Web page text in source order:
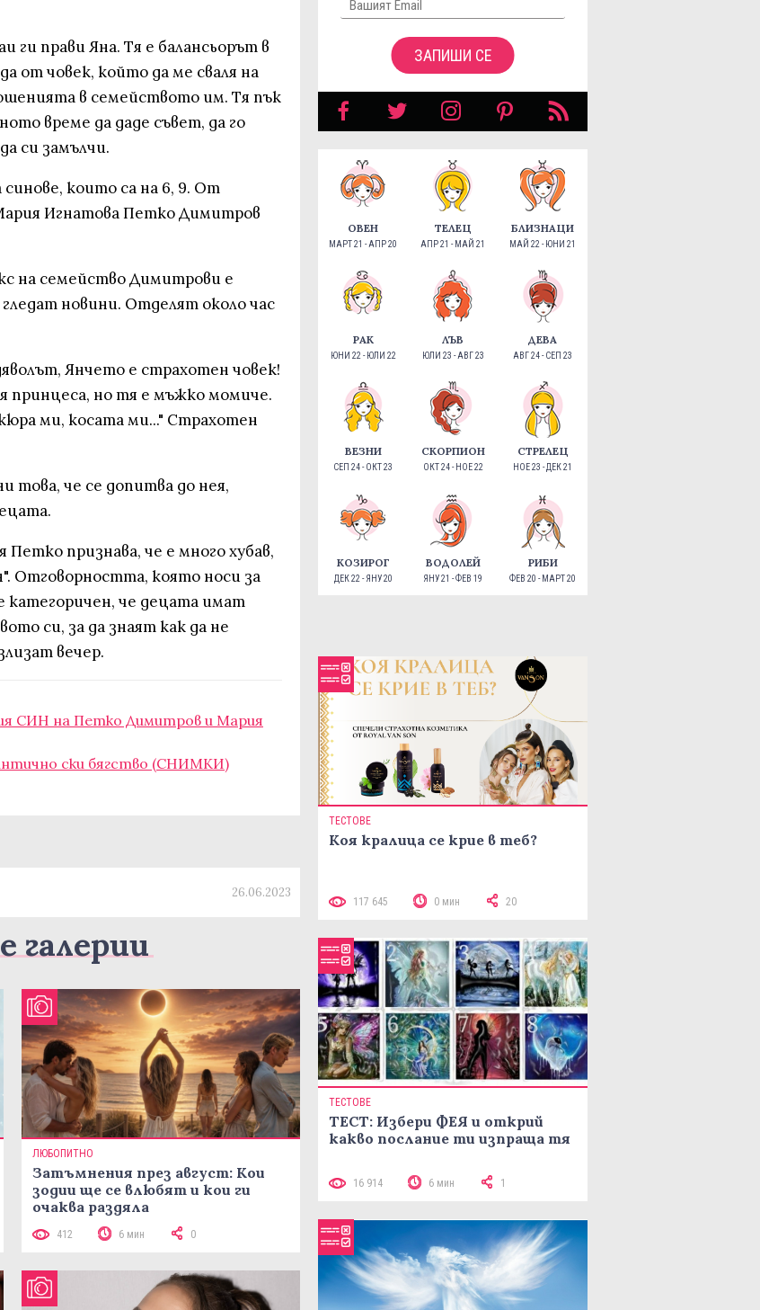
ги прави Яна. Тя е балансьорът в
от човек, който да ме сваля на
в семейството им. Тя пък
време да даде съвет, да го
си замълчи.
които са на 6, 9. От
Игнатова Петко Димитров
на семейство Димитрови е
новини. Отделят около час
Янчето е страхотен човек!
принцеса, но тя е мъжко момиче.
ми, косата ми..." Страхотен
това, че се допитва до нея,
Петко признава, че е много хубав,
Отговорността, която носи за
категоричен, че децата имат
си, за да знаят как да не
вечер.
СИН на Петко Димитров и Мария
ски бягство (СНИМКИ)
26.06.2023
галерии
ЛЮБОПИТНО
Затъмнения през август: Кои
зодии ще се влюбят и кои ги
очаква раздяла
412 6 мин 0
ЗАПИШИ СЕ
ОВЕН
МАРТ 21 - АПР 20
ТЕЛЕЦ
АПР 21 - МАЙ 21
БЛИЗНАЦИ
МАЙ 22 - ЮНИ 21
РАК
ЮНИ 22 - ЮЛИ 22
ЛЪВ
ЮЛИ 23 - АВГ 23
ДЕВА
АВГ 24 - СЕП 23
ВЕЗНИ
СЕП 24 - ОКТ 23
СКОРПИОН
ОКТ 24 - НОЕ 22
СТРЕЛЕЦ
НОЕ 23 - ДЕК 21
КОЗИРОГ
ДЕК 22 - ЯНУ 20
ВОДОЛЕЙ
ЯНУ 21 - ФЕВ 19
РИБИ
ФЕВ 20 - МАРТ 20
ТЕСТОВЕ
Коя кралица се крие в теб?
117 645 0 мин 20
ТЕСТОВЕ
ТЕСТ: Избери ФЕЯ и открий
какво послание ти изпраща тя
16 914 6 мин 1